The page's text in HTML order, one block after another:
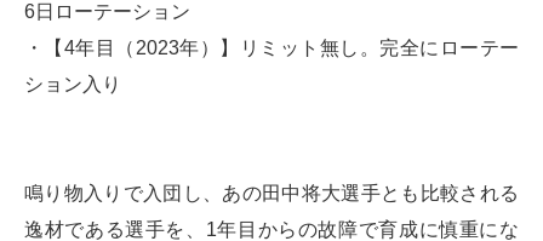
6日ローテーション
・【4年目（2023年）】リミット無し。完全にローテー
ション入り
鳴り物入りで入団し、あの田中将大選手とも比較される
逸材である選手を、1年目からの故障で育成に慎重にな